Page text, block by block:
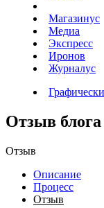
Магазинус
Медиа
Экспресс
Иронов
Журналус
Отзыв
Отзыв
Описание
Процесс
Отзыв